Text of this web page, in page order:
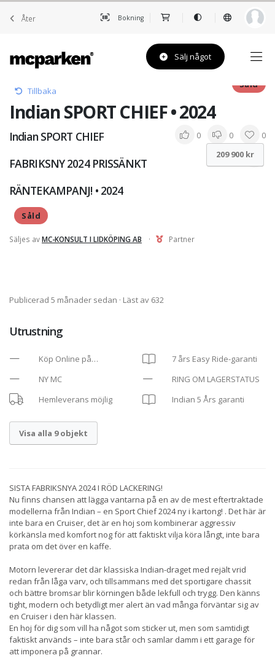
Åter Bokning
Sälj något
Tillbaka
Indian SPORT CHIEF • 2024
Såld
Indian SPORT CHIEF
FABRIKSNY 2024 PRISSÄNKT
RÄNTEKAMPANJ! • 2024
Såld
0 0 0
Säljes avMC-KONSULT I LIDKÖPING AB · Partner
209 900 kr
Publicerad 5 månader sedan · Läst av 632
Utrustning
Köp Online på
mckonsult.se/fordon/#
7 års Easy Ride-garanti
NY MC
RING OM LAGERSTATUS
Hemleverans möjlig
Indian 5 Års garanti
Visa alla 9 objekt
SISTA FABRIKSNYA 2024 I RÖD LACKERING!
Nu finns chansen att lägga vantarna på en av de mest eftertraktade
modellerna från Indian – en Sport Chief 2024 ny i kartong! . Det här är
inte bara en Cruiser, det är en hoj som kombinerar aggressiv
körkänsla med komfort nog för att faktiskt vilja köra långt, inte bara
prata om det över en kaffe.
Motorn levererar det där klassiska Indian-draget med rejält vrid
redan från låga varv, och tillsammans med det sportigare chassit
och bättre bromsar blir körningen både lekfull och trygg. Den känns
tight, modern och betydligt mer alert än vad många förväntar sig av
en Cruiser i den här klassen.
En hoj för dig som vill ha något som sticker ut, men som samtidigt
faktiskt används – inte bara står och samlar damm i ett garage för
att imponera på grannar.